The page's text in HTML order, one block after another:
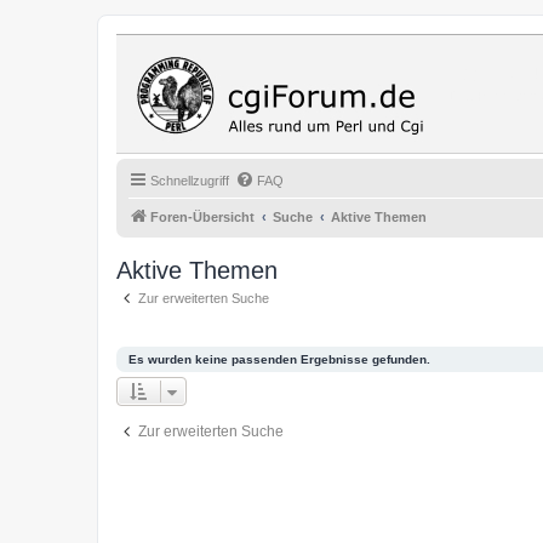
Schnellzugriff FAQ
Foren-Übersicht Suche Aktive Themen
Aktive Themen
Zur erweiterten Suche
Es wurden keine passenden Ergebnisse gefunden.
Zur erweiterten Suche